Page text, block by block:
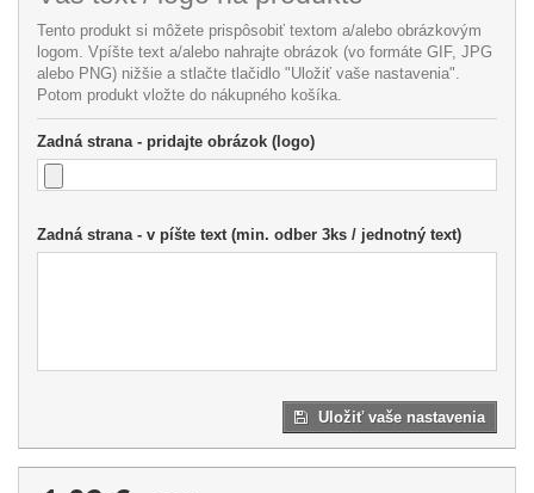
Tento produkt si môžete prispôsobiť textom a/alebo obrázkovým
logom. Vpíšte text a/alebo nahrajte obrázok (vo formáte GIF, JPG
alebo PNG) nižšie a stlačte tlačidlo "Uložiť vaše nastavenia".
Potom produkt vložte do nákupného košíka.
Zadná strana - pridajte obrázok (logo)
Zadná strana - v píšte text (min. odber 3ks / jednotný text)
Uložiť vaše nastavenia